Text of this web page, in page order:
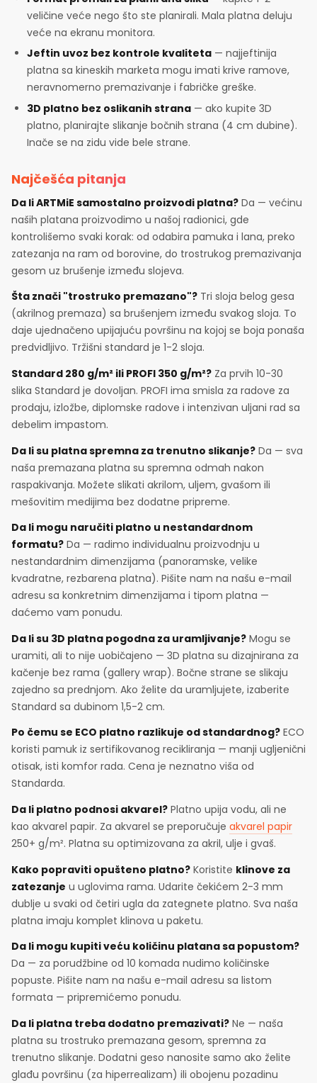
veličine veće nego što ste planirali. Mala platna deluju
veće na ekranu monitora.
Jeftin uvoz bez kontrole kvaliteta — najjeftinija
platna sa kineskih marketa mogu imati krive ramove,
neravnomerno premazivanje i fabričke greške.
3D platno bez oslikanih strana — ako kupite 3D
platno, planirajte slikanje bočnih strana (4 cm dubine).
Inače se na zidu vide bele strane.
Najčešća pitanja
Da li ARTMiE samostalno proizvodi platna? Da — većinu
naših platana proizvodimo u našoj radionici, gde
kontrolišemo svaki korak: od odabira pamuka i lana, preko
zatezanja na ram od borovine, do trostrukog premazivanja
gesom uz brušenje između slojeva.
Šta znači "trostruko premazano"? Tri sloja belog gesa
(akrilnog premaza) sa brušenjem između svakog sloja. To
daje ujednačeno upijajuću površinu na kojoj se boja ponaša
predvidljivo. Tržišni standard je 1-2 sloja.
Standard 280 g/m² ili PROFI 350 g/m²? Za prvih 10-30
slika Standard je dovoljan. PROFI ima smisla za radove za
prodaju, izložbe, diplomske radove i intenzivan uljani rad sa
debelim impastom.
Da li su platna spremna za trenutno slikanje? Da — sva
naša premazana platna su spremna odmah nakon
raspakivanja. Možete slikati akrilom, uljem, gvašom ili
mešovitim medijima bez dodatne pripreme.
Da li mogu naručiti platno u nestandardnom
formatu? Da — radimo individualnu proizvodnju u
nestandardnim dimenzijama (panoramske, velike
kvadratne, rezbarena platna). Pišite nam na našu e-mail
adresu sa konkretnim dimenzijama i tipom platna —
daćemo vam ponudu.
Da li su 3D platna pogodna za uramljivanje? Mogu se
uramiti, ali to nije uobičajeno — 3D platna su dizajnirana za
kačenje bez rama (gallery wrap). Bočne strane se slikaju
zajedno sa prednjom. Ako želite da uramljujete, izaberite
Standard sa dubinom 1,5-2 cm.
Po čemu se ECO platno razlikuje od standardnog? ECO
koristi pamuk iz sertifikovanog recikliranja — manji ugljenični
otisak, isti komfor rada. Cena je neznatno viša od
Standarda.
Da li platno podnosi akvarel? Platno upija vodu, ali ne
kao akvarel papir. Za akvarel se preporučuje akvarel papir
250+ g/m². Platna su optimizovana za akril, ulje i gvaš.
Kako popraviti opušteno platno? Koristite klinove za
zatezanje u uglovima rama. Udarite čekićem 2-3 mm
dublje u svaki od četiri ugla da zategnete platno. Sva naša
platna imaju komplet klinova u paketu.
Da li mogu kupiti veću količinu platana sa popustom?
Da — za porudžbine od 10 komada nudimo količinske
popuste. Pišite nam na našu e-mail adresu sa listom
formata — pripremićemo ponudu.
Da li platna treba dodatno premazivati? Ne — naša
platna su trostruko premazana gesom, spremna za
trenutno slikanje. Dodatni geso nanosite samo ako želite
glađu površinu (za hiperrealizam) ili obojenu pozadinu